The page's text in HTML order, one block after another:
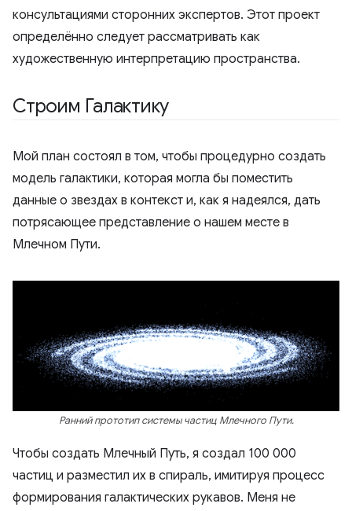
консультациями сторонних экспертов. Этот проект
определённо следует рассматривать как
художественную интерпретацию пространства.
Строим Галактику
Мой план состоял в том, чтобы процедурно создать
модель галактики, которая могла бы поместить
данные о звездах в контекст и, как я надеялся, дать
потрясающее представление о нашем месте в
Млечном Пути.
Ранний прототип системы частиц Млечного Пути.
Чтобы создать Млечный Путь, я создал 100 000
частиц и разместил их в спираль, имитируя процесс
формирования галактических рукавов. Меня не